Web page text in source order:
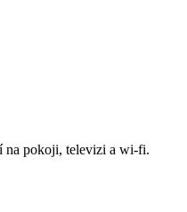
na pokoji, televizi a wi-fi.